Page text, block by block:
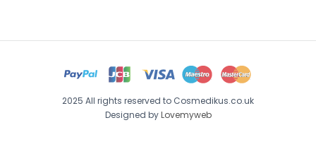
2025 All rights reserved to Cosmedikus.co.uk
Designed byLovemyweb